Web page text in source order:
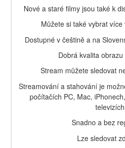
Nové a staré filmy jsou také k
Můžete si také vybrat více
Dostupné v češtině a na
Dobrá kvalita
Stream můžete sledovat
Streamování a stahování je
počítačích PC, Mac,
Snadno a bez
Lze sledovat